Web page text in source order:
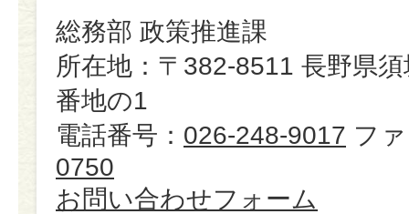
総務部 政策推進課
所在地：〒382-8511 長野県
番地の1
電話番号： 026-248-9017 フ
0750
お問い合わせフォーム